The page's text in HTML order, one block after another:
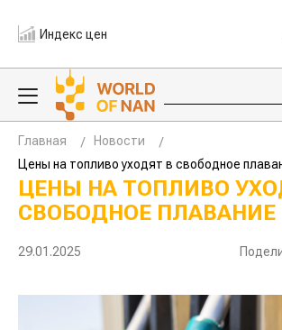
Индекс цен
Главная
Новости
Цены на топливо уходят в свободное
ЦЕНЫ НА ТОПЛИВО
СВОБОДНОЕ ПЛАВАНИЕ
29.01.2025